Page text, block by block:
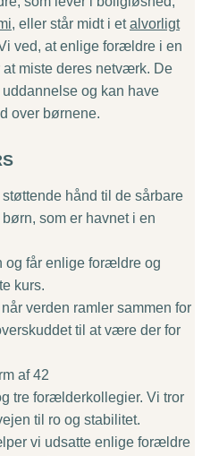
, eller står midt i etalvorligt
ved, at enlige forældre i en
at miste deres netværk. De
og kan have
over børnene.
hånd til de sårbare
som er havnet i en
og får enlige forældre og
kurs.
verden ramler sammen for
til at være der for
af 42
tre forælderkollegier. Vi tror
til ro og stabilitet.
vi udsatte enlige forældre